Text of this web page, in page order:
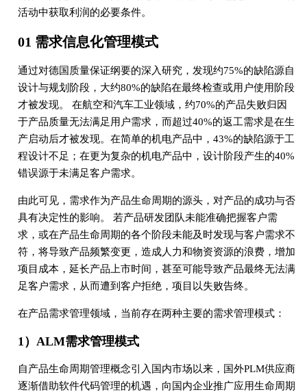
活动中获取利润的必要条件。
01 需求信息化管理模式
通过对德国质量保证纲要的深入研究，发现约75%的缺陷源自
设计与规划阶段，大约80%的缺陷在最终检查或用户使用阶段
才被发现。 在航空和汽车工业领域，约70%的产品失败归因
于产品质量无法满足用户需求，而超过40%的返工需求是在生
产启动后才被发现。在简单的机电产品中，43%的缺陷源于工
程设计不足；在更为复杂的机电产品中，设计阶段产生的40%
错误源于未满足客户需求。
由此可见，需求作为产品生命周期的源头，对产品的成功与否
具有决定性的影响。 若产品研发团队未能准确把握客户需
求，或在产品生命周期的各个阶段未能及时发现与客户需求不
符，将导致产品频繁变更，造成人力和物资资源的浪费，增加
项目成本，延长产品上市时间，甚至可能导致产品最终无法满
足客户需求，从而遭到客户拒绝，项目以失败告终。
在产品需求管理领域，当前存在两种主要的需求管理模式：
1）ALM需求管理模式
自产品生命周期管理概念引入国内市场以来，国外PLM供应商
逐渐借助软件代码管理的机遇，向国内企业推广应用生命周期